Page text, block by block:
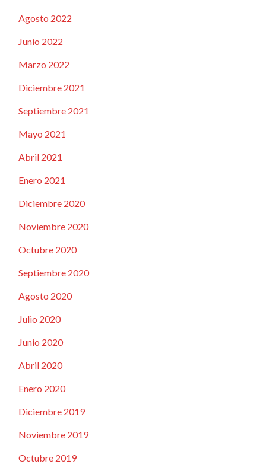
Agosto 2022
Junio 2022
Marzo 2022
Diciembre 2021
Septiembre 2021
Mayo 2021
Abril 2021
Enero 2021
Diciembre 2020
Noviembre 2020
Octubre 2020
Septiembre 2020
Agosto 2020
Julio 2020
Junio 2020
Abril 2020
Enero 2020
Diciembre 2019
Noviembre 2019
Octubre 2019